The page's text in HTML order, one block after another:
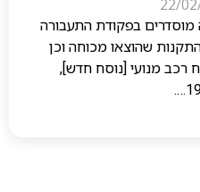
22/
מוסדרים בפקודת התעבורה
שהוצאו מכוחה וכן
רכב מנועי [נוסח חדש],